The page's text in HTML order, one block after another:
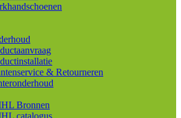
& Retourneren
Bronnen
catalogus